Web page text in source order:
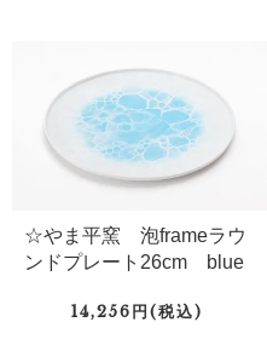
☆やま平窯 泡frameラウ
ンドプレート26cm blue
14,256円(税込)